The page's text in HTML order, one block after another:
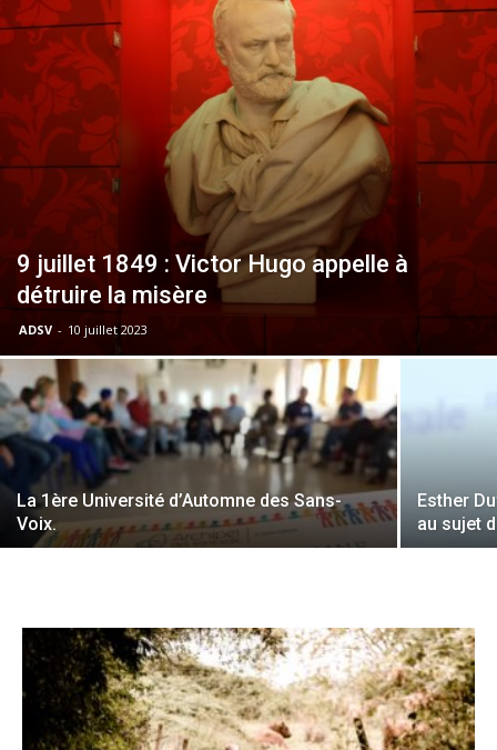
sans-
voix
9 juillet 1849 : Victor Hugo appelle à
détruire la misère
ADSV - 10 juillet 2023
La 1ère Université d’Automne des Sans-
Voix.
Esther
au sujet